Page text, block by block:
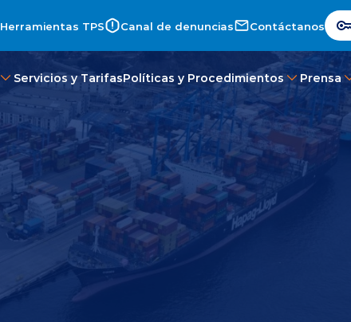
Herramientas TPS Canal de denuncias Contáctanos
Servicios y TarifasPolíticas y Procedimientos Prensa